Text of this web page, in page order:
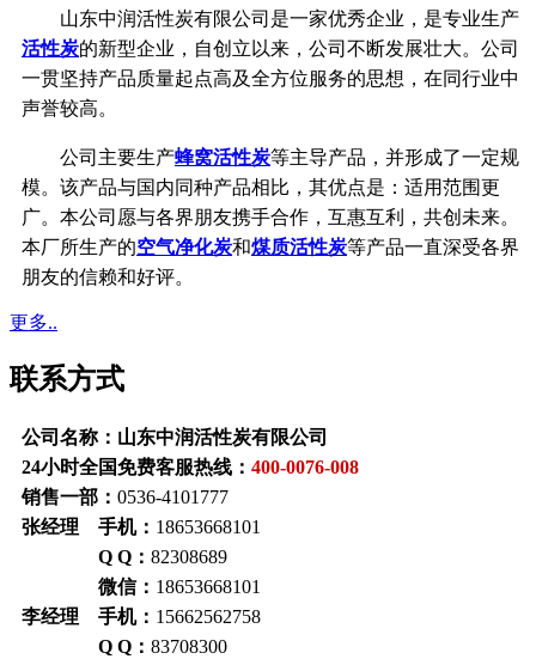
山东中润活性炭有限公司是一家优秀企业，是专业生产
活性炭的新型企业，自创立以来，公司不断发展壮大。公司
一贯坚持产品质量起点高及全方位服务的思想，在同行业中
声誉较高。
公司主要生产蜂窝活性炭等主导产品，并形成了一定规
模。该产品与国内同种产品相比，其优点是：适用范围更
广。本公司愿与各界朋友携手合作，互惠互利，共创未来。
本厂所生产的空气净化炭和煤质活性炭等产品一直深受各界
朋友的信赖和好评。
更多..
联系方式
公司名称：山东中润活性炭有限公司
24小时全国免费客服热线： 400-0076-008
销售一部： 0536-4101777
张经理 手机： 18653668101
Q Q： 82308689
微信： 18653668101
李经理 手机： 15662562758
Q Q： 83708300